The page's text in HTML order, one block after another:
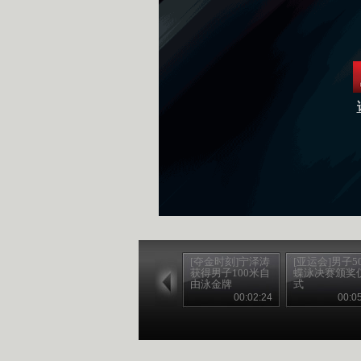
[夺金时刻]宁泽涛
获得男子100米自
由泳金牌
00:02:24
[亚运会]男子
蝶泳决赛颁奖
式